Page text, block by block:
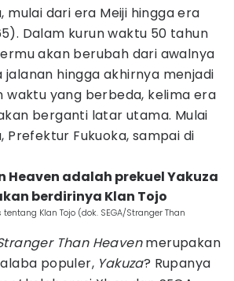
mulai dari era Meiji hingga era
Dalam kurun waktu 50 tahun
akan berubah dari awalnya
jalanan hingga akhirnya menjadi
waktu yang berbeda, kelima era
berganti latar utama. Mulai
Prefektur Fukuoka, sampai di
Heaven adalah prekuel Yakuza
berdirinya Klan Tojo
Klan Tojo (dok. SEGA/Stranger Than
Than Heavenmerupakan
populer, Yakuza? Rupanya